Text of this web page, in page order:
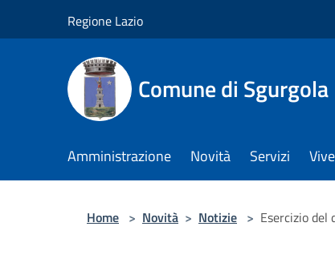
Regione Lazio
Comune di Sgurgola
Amministrazione Novità Servizi
Home > Novità > Notizie > Esercizio